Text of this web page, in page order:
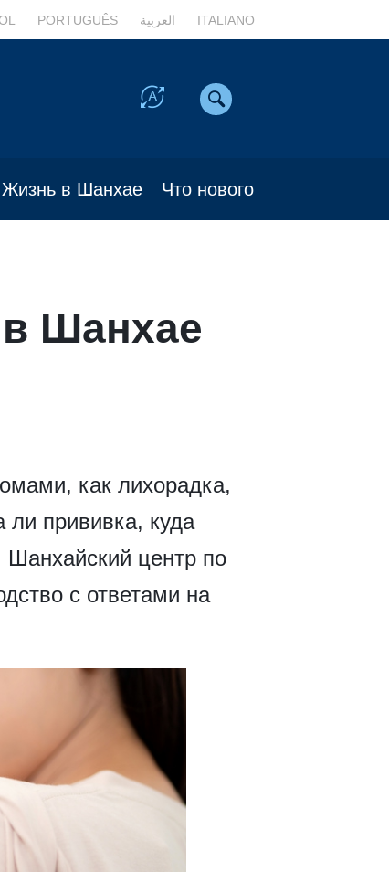
PORTUGUÊS العربية ITALIANO
Жизнь в Шанхае Что нового
в Шанхае
как лихорадка,
ли прививка, куда
Шанхайский центр по
с ответами на